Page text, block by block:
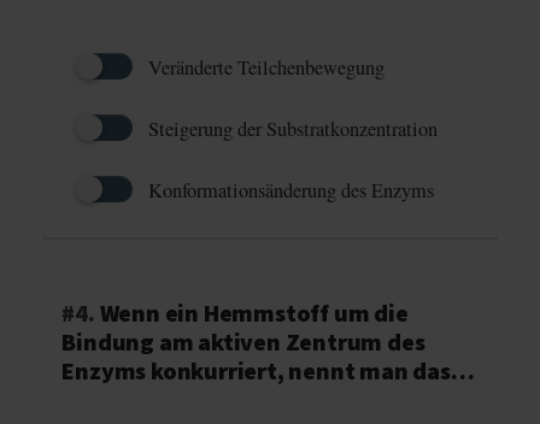
Veränderte Teilchenbewegung
Steigerung der Substratkonzentration
Konformationsänderung des Enzyms
#4. Wenn ein Hemmstoff um die
Bindung am aktiven Zentrum des
Enzyms konkurriert, nennt man das…